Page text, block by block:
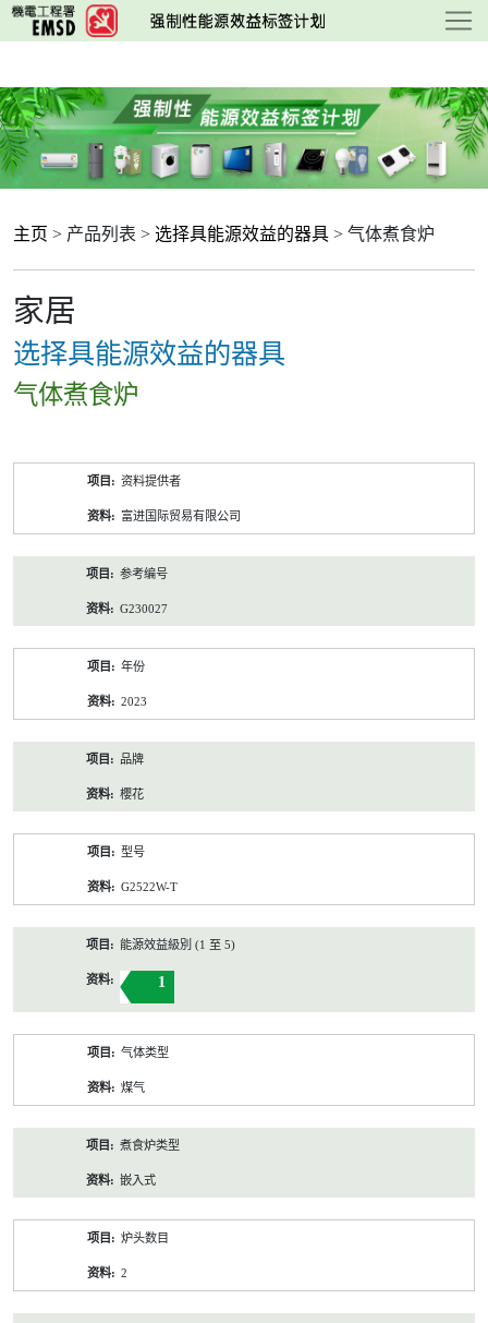
跳
至
要
内
容
主页 > 产品列表 > 选择具能源效益的器具 > 气体煮食炉
家居
选择具能源效益的器具
气体煮食炉
资料提供者
富进国际贸易有限公司
参考编号
G230027
年份
2023
品牌
櫻花
型号
G2522W-T
能源效益級別 (1 至 5)
1
气体类型
煤气
煮食炉类型
嵌入式
炉头数目
2